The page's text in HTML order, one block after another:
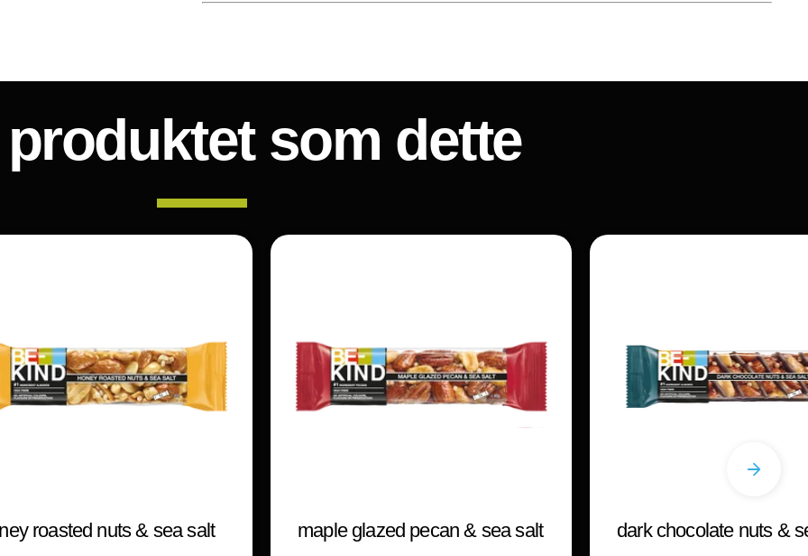
som dette
roasted nuts & sea salt maple glazed pecan & sea salt dark chocolate nuts &